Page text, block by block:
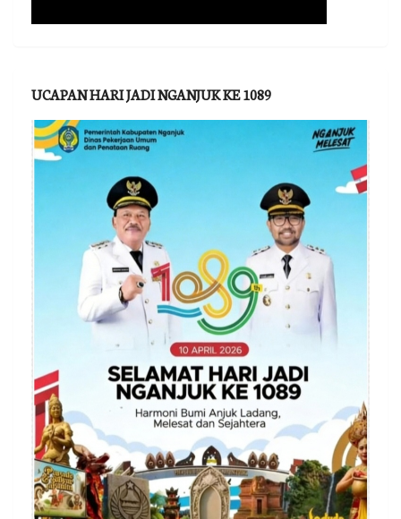
UCAPAN HARI JADI NGANJUK KE 1089